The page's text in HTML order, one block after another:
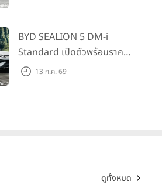
แรก)
BYD SEALION 5 DM-i
Standard เปิดตัวพร้อมราคา
คาดการณ์ 699,900 บาท รุ่น
13 ก.ค. 69
ดูทั้งหมด